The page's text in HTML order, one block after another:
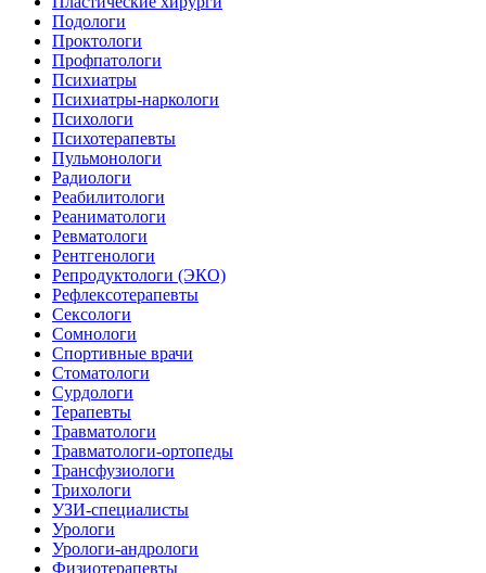
Подологи
Проктологи
Профпатологи
Психиатры
Психиатры-наркологи
Психологи
Психотерапевты
Пульмонологи
Радиологи
Реабилитологи
Реаниматологи
Ревматологи
Рентгенологи
Репродуктологи (ЭКО)
Рефлексотерапевты
Сексологи
Сомнологи
Спортивные врачи
Стоматологи
Сурдологи
Терапевты
Травматологи
Травматологи-ортопеды
Трансфузиологи
Трихологи
УЗИ-специалисты
Урологи
Урологи-андрологи
Физиотерапевты